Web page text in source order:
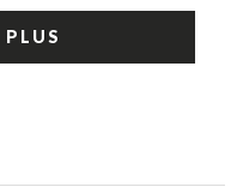
PLUS